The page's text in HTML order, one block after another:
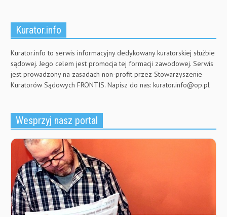
Kurator.info
Kurator.info to serwis informacyjny dedykowany kuratorskiej służbie
sądowej. Jego celem jest promocja tej formacji zawodowej. Serwis
jest prowadzony na zasadach non-profit przez Stowarzyszenie
Kuratorów Sądowych FRONTIS. Napisz do nas: kurator.info@op.pl
Wesprzyj nasz portal